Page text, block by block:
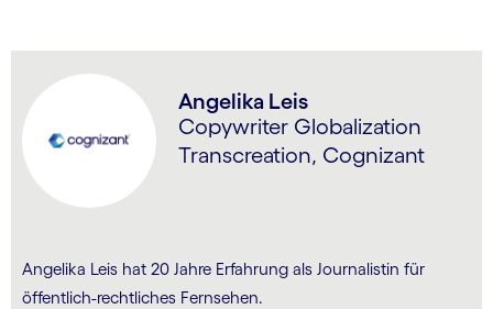
Angelika Leis
Copywriter Globalization
Transcreation, Cognizant
Angelika Leis hat 20 Jahre Erfahrung als Journalistin für
öffentlich-rechtliches Fernsehen.